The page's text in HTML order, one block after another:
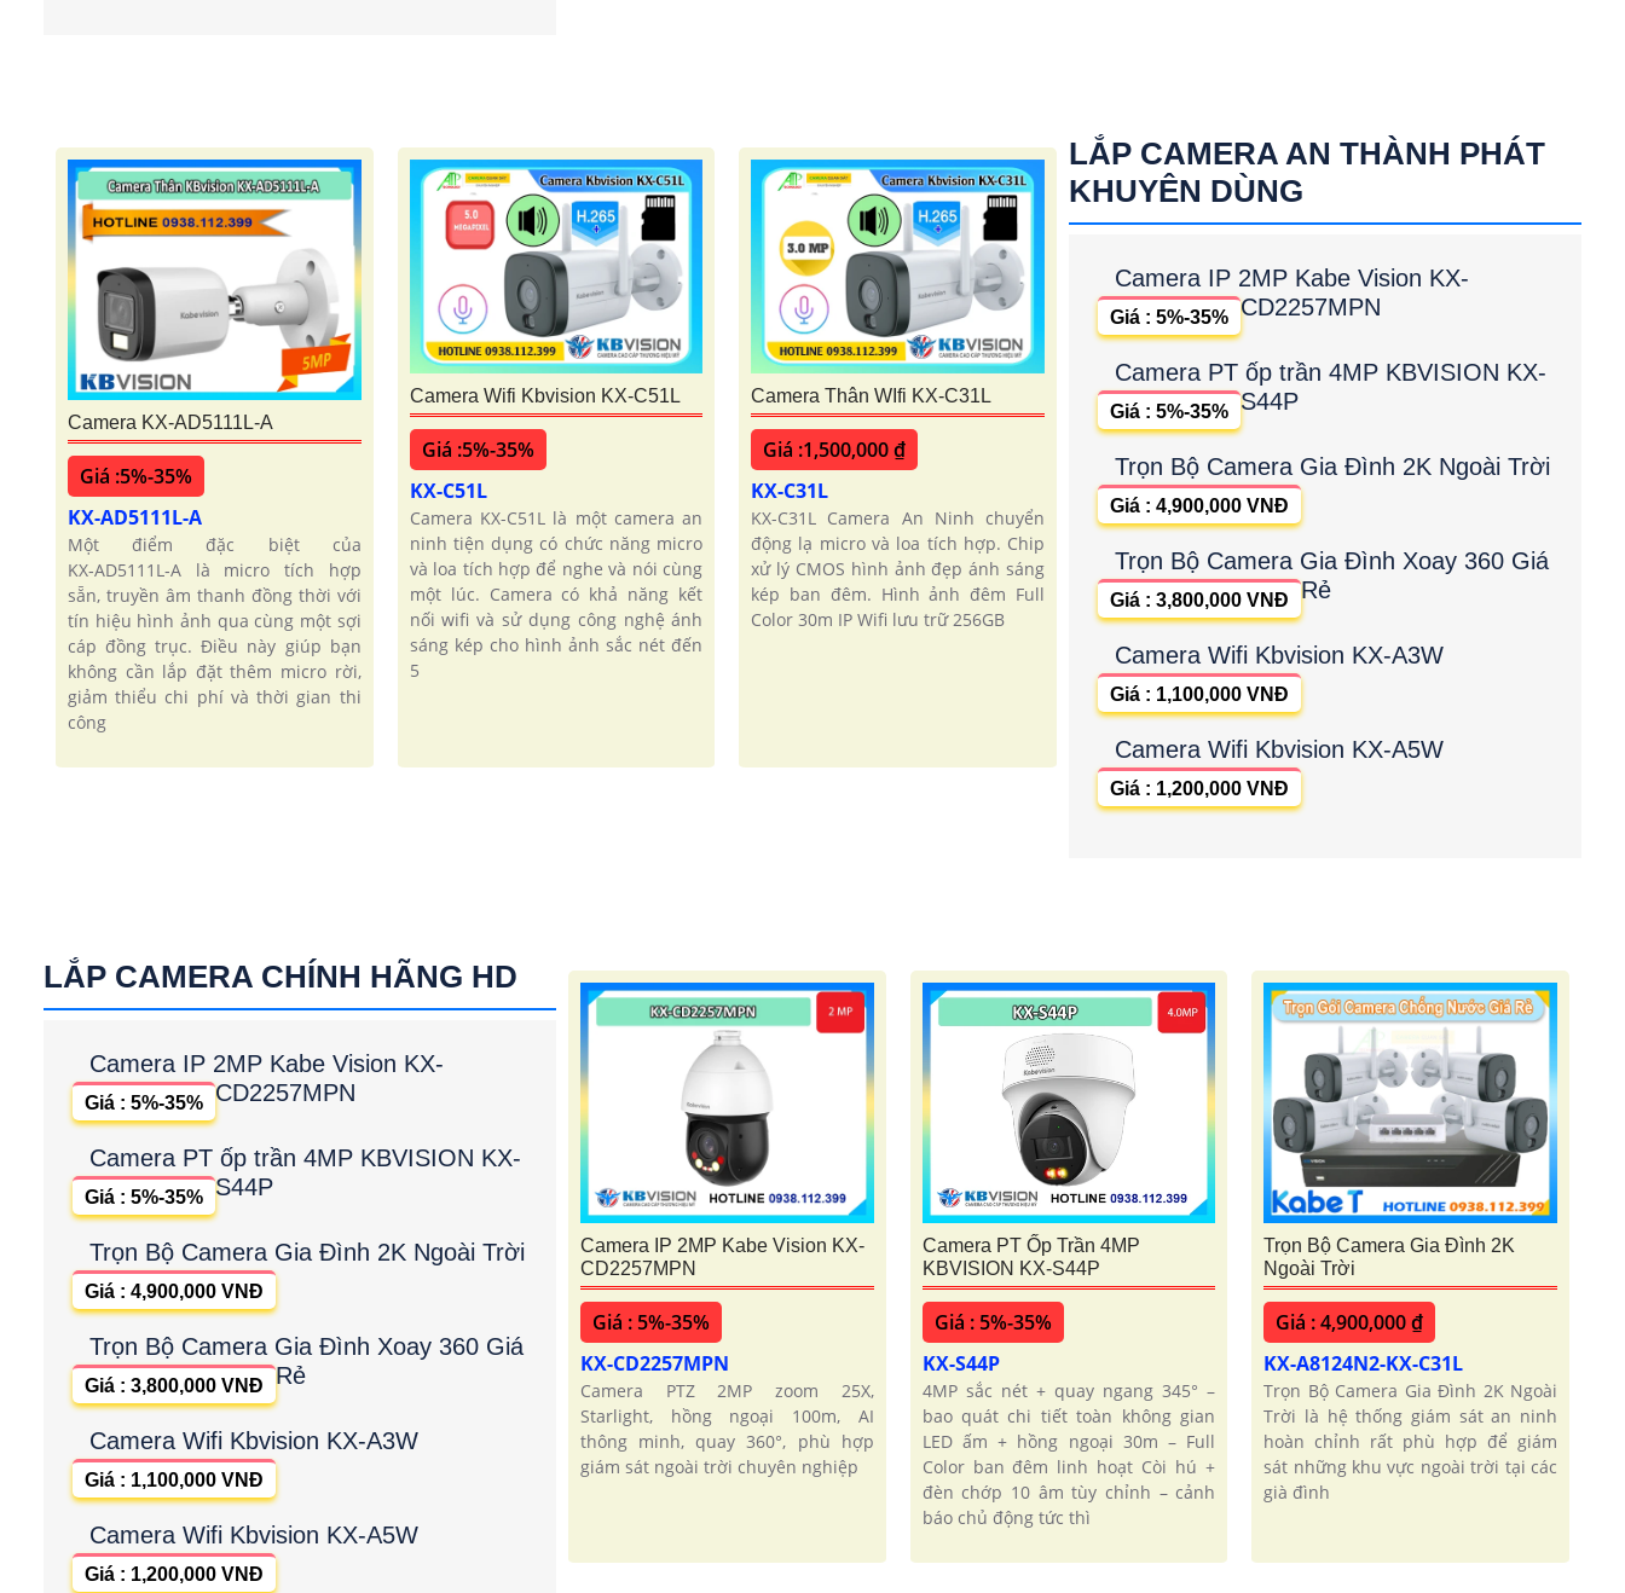
Camera KX-AD5111L-A
Giá :5%-35%
KX-AD5111L-A
Một điểm đặc biệt của
KX‑AD5111L‑A là micro tích hợp
sẵn, truyền âm thanh đồng thời với
tín hiệu hình ảnh qua cùng một sợi
cáp đồng trục. Điều này giúp bạn
không cần lắp đặt thêm micro rời,
giảm thiểu chi phí và thời gian thi
công
Camera Wifi Kbvision KX-C51L
Giá :5%-35%
KX-C51L
Camera KX-C51L là một camera an
ninh tiện dụng có chức năng micro
và loa tích hợp để nghe và nói cùng
một lúc. Camera có khả năng kết
nối wifi và sử dụng công nghệ ánh
sáng kép cho hình ảnh sắc nét đến
5
Camera Thân WIfi KX-C31L
Giá :1,500,000 ₫
KX-C31L
KX-C31L Camera An Ninh chuyển
động lạ micro và loa tích hợp. Chip
xử lý CMOS hình ảnh đẹp ánh sáng
kép ban đêm. Hình ảnh đêm Full
Color 30m IP Wifi lưu trữ 256GB
LẮP CAMERA AN THÀNH PHÁT
KHUYÊN DÙNG
Camera IP 2MP Kabe Vision KX-
CD2257MPN
Giá : 5%-35%
Camera PT ốp trần 4MP KBVISION KX-
S44P
Giá : 5%-35%
Trọn Bộ Camera Gia Đình 2K Ngoài Trời
Giá : 4,900,000 VNĐ
Trọn Bộ Camera Gia Đình Xoay 360 Giá
Rẻ
Giá : 3,800,000 VNĐ
Camera Wifi Kbvision KX-A3W
Giá : 1,100,000 VNĐ
Camera Wifi Kbvision KX-A5W
Giá : 1,200,000 VNĐ
LẮP CAMERA CHÍNH HÃNG HD
Camera IP 2MP Kabe Vision KX-
CD2257MPN
Giá : 5%-35%
Camera PT ốp trần 4MP KBVISION KX-
S44P
Giá : 5%-35%
Trọn Bộ Camera Gia Đình 2K Ngoài Trời
Giá : 4,900,000 VNĐ
Trọn Bộ Camera Gia Đình Xoay 360 Giá
Rẻ
Giá : 3,800,000 VNĐ
Camera Wifi Kbvision KX-A3W
Giá : 1,100,000 VNĐ
Camera Wifi Kbvision KX-A5W
Giá : 1,200,000 VNĐ
Camera IP 2MP Kabe Vision KX-
CD2257MPN
Giá : 5%-35%
KX-CD2257MPN
Camera PTZ 2MP zoom 25X,
Starlight, hồng ngoại 100m, AI
thông minh, quay 360°, phù hợp
giám sát ngoài trời chuyên nghiệp
Camera PT Ốp Trần 4MP
KBVISION KX-S44P
Giá : 5%-35%
KX-S44P
4MP sắc nét + quay ngang 345° –
bao quát chi tiết toàn không gian
LED ấm + hồng ngoại 30m – Full
Color ban đêm linh hoạt Còi hú +
đèn chớp 10 âm tùy chỉnh – cảnh
báo chủ động tức thì
Trọn Bộ Camera Gia Đình 2K
Ngoài Trời
Giá : 4,900,000 ₫
KX-A8124N2-KX-C31L
Trọn Bộ Camera Gia Đình 2K Ngoài
Trời là hệ thống giám sát an ninh
hoàn chỉnh rất phù hợp để giám
sát những khu vực ngoài trời tại các
già đình